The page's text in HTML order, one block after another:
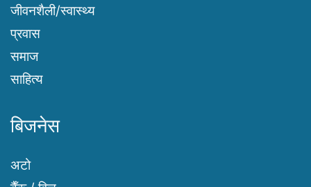
जीवनशैली/स्वास्थ्य
प्रवास
समाज
साहित्य
बिजनेस
अटो